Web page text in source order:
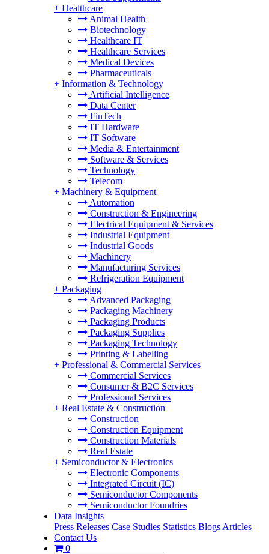
+ Healthcare
Animal Health
Biotechnology
Healthcare IT
Healthcare Services
Medical Devices
Pharmaceuticals
+ Information & Technology
Artificial Intelligence
Data Center
FinTech
IT Hardware
IT Software
Media & Entertainment
Software & Services
Technology
Telecom
+ Machinery & Equipment
Automation
Construction & Engineering
Electrical Equipment & Services
Industrial Equipment
Industrial Goods
Machinery
Manufacturing Services
Refrigeration Equipment
+ Packaging
Advanced Packaging
Packaging Machinery
Packaging Products
Packaging Supplies
Packaging Technology
Printing & Labelling
+ Professional & Commercial Services
Commercial Services
Consumer & B2C Services
Professional Services
+ Real Estate & Construction
Construction
Construction Equipment
Construction Materials
Real Estate
+ Semiconductor & Electronics
Electronic Components
Integrated Circuit (IC)
Semiconductor Components
Semiconductor Foundries
Data Insights
Press Releases Case Studies Statistics Blogs Articles
Contact Us
0